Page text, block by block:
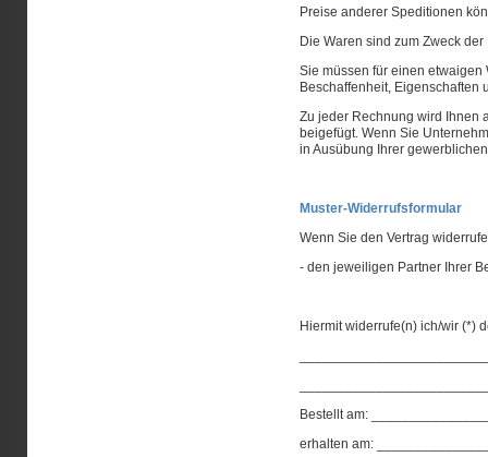
Preise anderer Speditionen
Die Waren sind zum Zweck
Sie müssen für einen etwaigen
Beschaffenheit, Eigenschaften
Zu jeder Rechnung wird Ihnen
beigefügt. Wenn Sie
in Ausübung Ihrer
Muster-Widerrufsformular
Wenn Sie den Vertrag
- den jeweiligen Partner Ihrer
Hiermit widerrufe(n) ich/wir (*)
Bestellt am:
erhalten am: